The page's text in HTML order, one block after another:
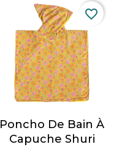
Poncho De Bain À
Capuche Shuri
favorite_border